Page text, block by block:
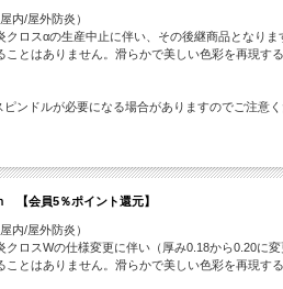
内/屋外防炎）
ロスαの生産中止に伴い、その後継商品となり
とはありません。滑らかで美しい色彩を再現
ドルが必要になる場合がありますのでご注意く
会員5％ポイント還元】
内/屋外防炎）
ロスWの仕様変更に伴い（厚み0.18から0.20に
とはありません。滑らかで美しい色彩を再現